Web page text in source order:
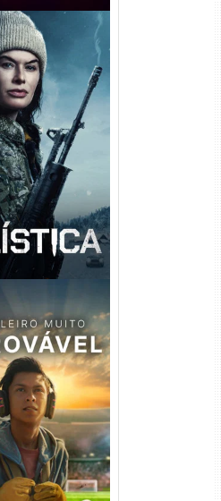
(2025) WEB-
Dual Áudio
Muito Improvável
WEB-DL 1080p
Áudio